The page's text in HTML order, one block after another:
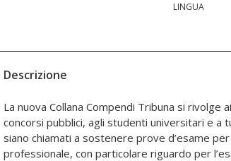
LINGUA
Descrizione
La nuova Collana Compendi Tribuna si rivolge
concorsi pubblici, agli studenti universitari e a
siano chiamati a sostenere prove d’esame per
professionale, con particolare riguardo per
volume, segnaliamo: - l’accurata suddivisione
paragrafi e sottoparagrafi; - la sapiente
laterali di lettura, che permettono di individuare
concetti fondamentali della materia trattata; -